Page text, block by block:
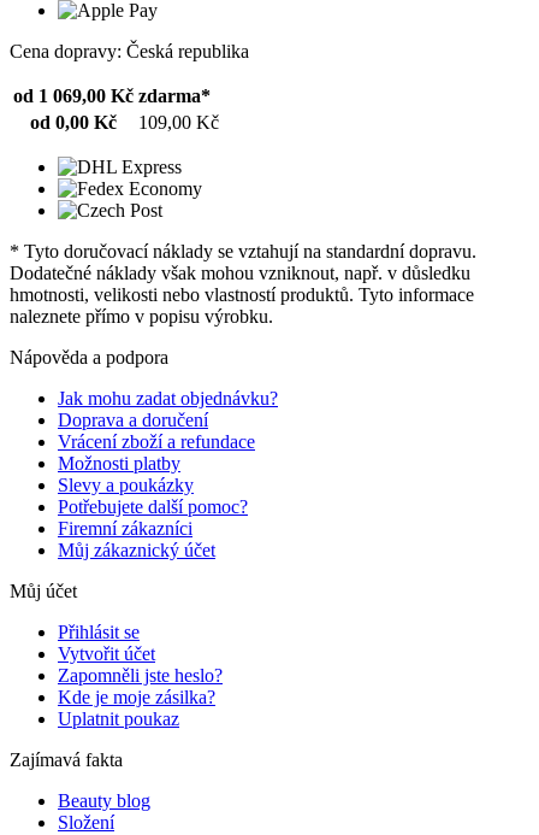
Cena dopravy: Česká republika
od 1 069,00 Kč zdarma*
od 0,00 Kč
109,00 Kč
* Tyto doručovací náklady se vztahují na standardní dopravu.
Dodatečné náklady však mohou vzniknout, např. v důsledku
hmotnosti, velikosti nebo vlastností produktů. Tyto informace
naleznete přímo v popisu výrobku.
Nápověda a podpora
Jak mohu zadat objednávku?
Doprava a doručení
Vrácení zboží a refundace
Možnosti platby
Slevy a poukázky
Potřebujete další pomoc?
Firemní zákazníci
Můj zákaznický účet
Můj účet
Přihlásit se
Vytvořit účet
Zapomněli jste heslo?
Kde je moje zásilka?
Uplatnit poukaz
Zajímavá fakta
Beauty blog
Složení